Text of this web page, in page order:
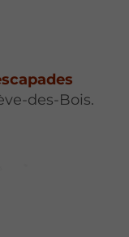
des-Bois.